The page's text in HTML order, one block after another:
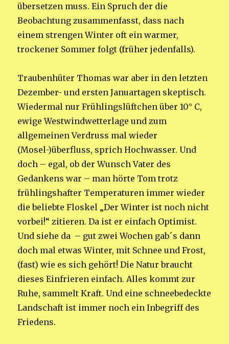
übersetzen muss. Ein Spruch der die
Beobachtung zusammenfasst, dass nach
einem strengen Winter oft ein warmer,
trockener Sommer folgt (früher jedenfalls).
Traubenhüter Thomas war aber in den letzten
Dezember- und ersten Januartagen skeptisch.
Wiedermal nur Frühlingslüftchen über 10° C,
ewige Westwindwetterlage und zum
allgemeinen Verdruss mal wieder
(Mosel-)überfluss, sprich Hochwasser. Und
doch – egal, ob der Wunsch Vater des
Gedankens war – man hörte Tom trotz
frühlingshafter Temperaturen immer wieder
die beliebte Floskel „Der Winter ist noch nicht
vorbei!“ zitieren. Da ist er einfach Optimist.
Und siehe da – gut zwei Wochen gab´s dann
doch mal etwas Winter, mit Schnee und Frost,
(fast) wie es sich gehört! Die Natur braucht
dieses Einfrieren einfach. Alles kommt zur
Ruhe, sammelt Kraft. Und eine schneebedeckte
Landschaft ist immer noch ein Inbegriff des
Friedens.